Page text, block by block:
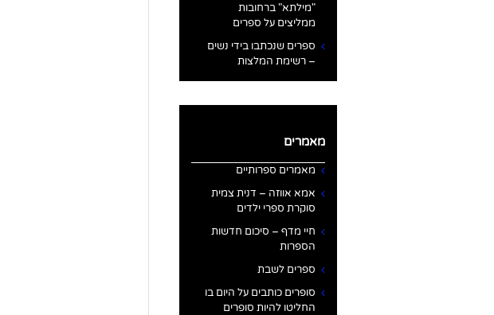
"מילתא" ברחובות
ממליצים על ספרים
ספרים שנכתבו בידי נשים
– רשימת המלצות
מאמרים
מאמרים ספרותיים
אמא אווזה – דנית צמית
סוקרת ספרי ילדים
חיי מדף – סיכום חדשות
הספרות
ספרים לשבת
סופרים כותבים על היום בו
החליטו להיות סופרים